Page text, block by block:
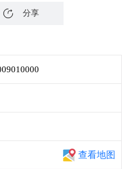
分享
查看地图